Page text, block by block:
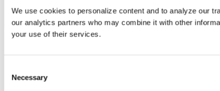
We use cookies to personalize content and to analyze our
our analytics partners who may combine it with other
your use of their services.
Necessary
Angepasster
Betriebsgewinn(1) $ 425 279